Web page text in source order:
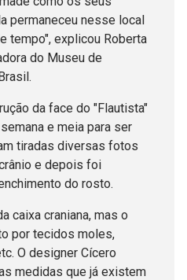
permaneceu nesse local
tempo", explicou Roberta
do Museu de
da face do "Flautista"
e meia para ser
tiradas diversas fotos
e depois foi
do rosto.
caixa craniana, mas o
por tecidos moles,
O designer Cícero
medidas que já existem